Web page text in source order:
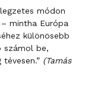
módon
mintha Európa
különösebb
számol be,
(Tamás